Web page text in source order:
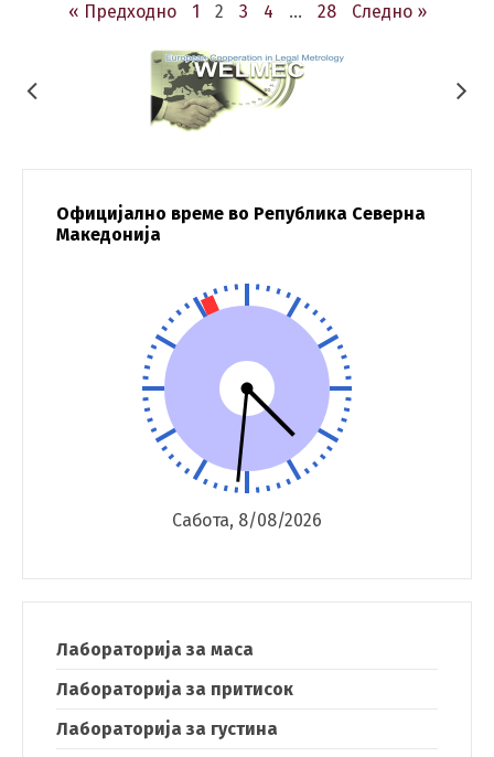
« Предходно 1 2 3 4 … 28 Следно »
Официјално време во Република Северна
Македонија
Сабота, 8/08/2026
Лабораторија за маса
Лабораторија за притисок
Лабораторија за густина